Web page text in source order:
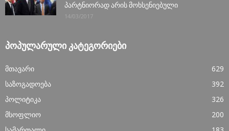
პარტნიორად არის მოხსენიებული
14/03/2017
ᲞᲝᲞᲣᲚᲐᲠᲣᲚᲘ ᲙᲐᲢᲔᲒᲝᲠᲘᲔᲑᲘ
მთავარი
629
საზოგადოება
392
პოლიტიკა
326
მსოფლიო
200